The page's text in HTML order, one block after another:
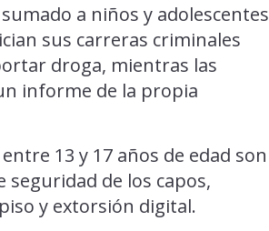
a niños y adolescentes
sus carreras criminales
droga, mientras las
informe de la propia
13 y 17 años de edad son
seguridad de los capos,
y extorsión digital.